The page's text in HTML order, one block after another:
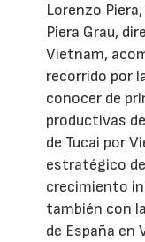
Lorenzo
Piera Grau,
Vietnam,
recorrido por
conocer de
productivas
de Tucai por
estratégico
crecimiento
también con
de España en